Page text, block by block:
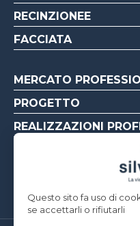
RECINZIONEE
FACCIATA
MERCATO
PROGETTO
REALIZZAZIONI
Questo sito fa uso di
se accettarli o rifiutarli